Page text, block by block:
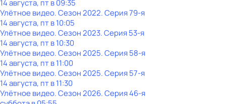
14 августа, пт в 09:35
Улётное видео. Сезон 2022. Серия 79-я
14 августа, пт в 10:05
Улётное видео. Сезон 2023. Серия 53-я
14 августа, пт в 10:30
Улётное видео. Сезон 2025. Серия 58-я
14 августа, пт в 11:00
Улётное видео. Сезон 2025. Серия 57-я
14 августа, пт в 11:30
Улётное видео. Сезон 2026. Серия 46-я